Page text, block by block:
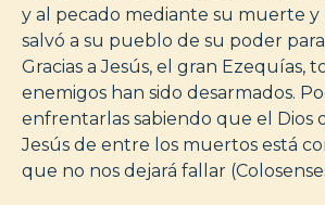
y al pecado mediante su muerte y
salvó a su pueblo de su poder
Gracias a Jesús, el gran Ezequías,
enemigos han sido desarmados.
enfrentarlas sabiendo que el Dios
Jesús de entre los muertos está
que no nos dejará fallar